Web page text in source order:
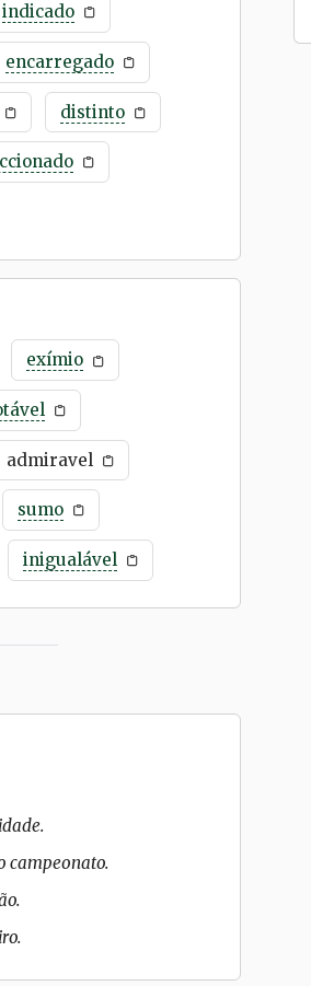
indicado
encarregado
distinto
exímio
admiravel
sumo
inigualável
campeonato.